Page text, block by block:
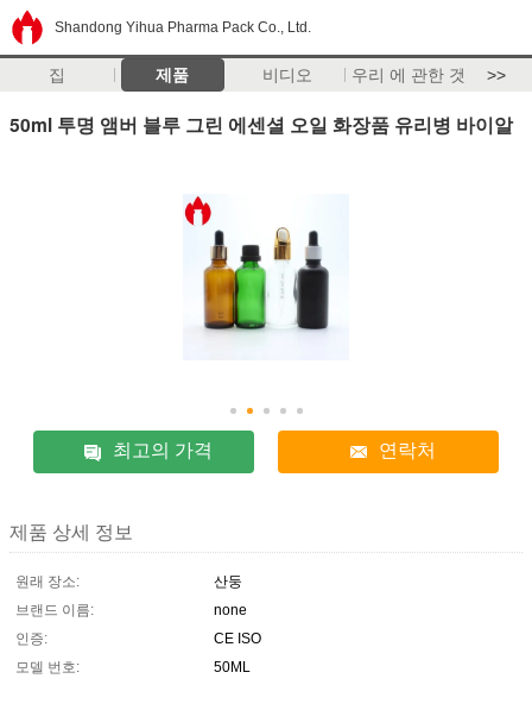
Shandong Yihua Pharma Pack Co., Ltd.
집 제품 비디오 우리 에 관한 것 >>
50ml 투명 앰버 블루 그린 에센셜 오일 화장품 유리병 바이알
최고의 가격 연락처
제품 상세 정보
원래 장소:
산둥
브랜드 이름:
none
인증:
CE ISO
모델 번호:
50ML